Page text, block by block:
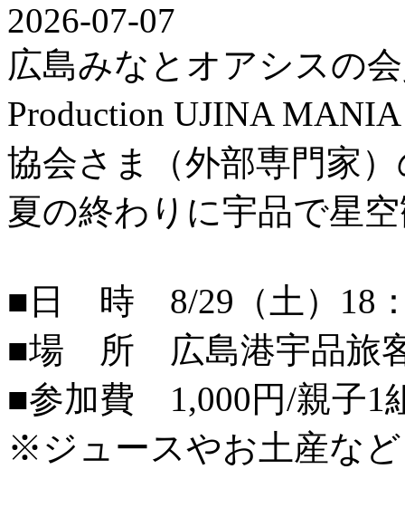
2026-07-07
広島みなとオアシスの
Production UJINA
協会さま（外部専門家
夏の終わりに宇品で星
■日 時 8/29（土）18
■場 所 広島港宇品旅
■参加費 1,000円/親子1
※ジュースやお土産な